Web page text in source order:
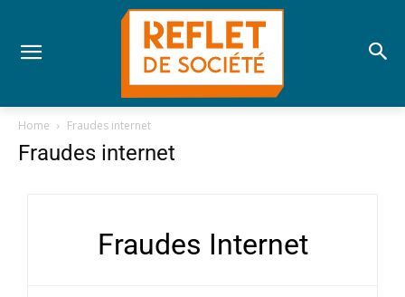
Home Fraudes internet
Fraudes internet
Fraudes Internet